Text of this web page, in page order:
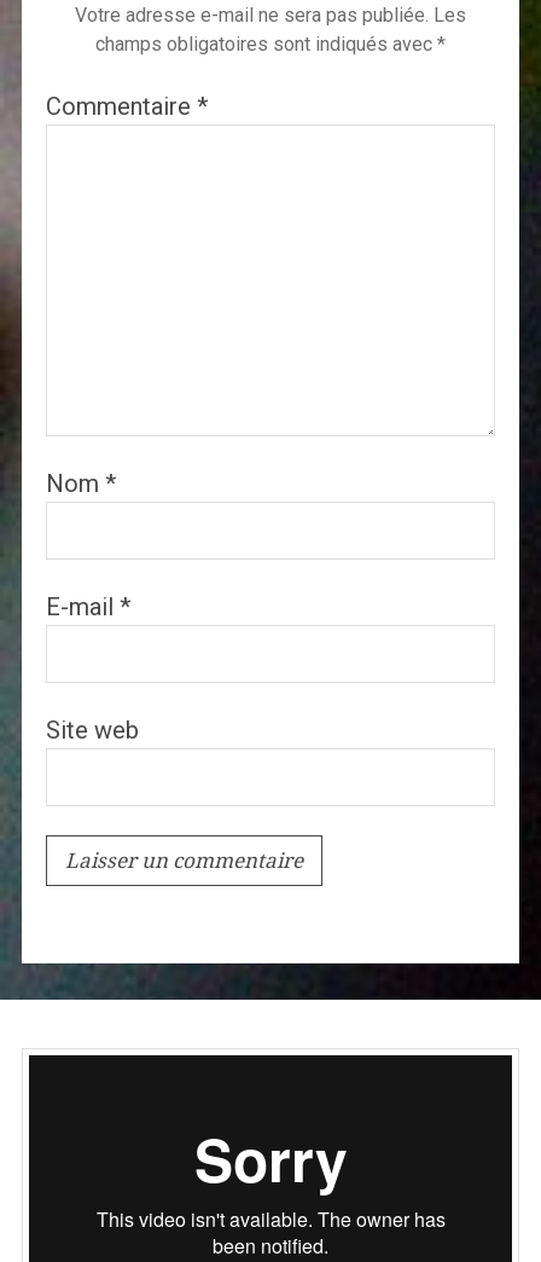
Votre adresse e-mail ne sera pas publiée. Les
champs obligatoires sont indiqués avec *
Commentaire *
Nom *
E-mail *
Site web